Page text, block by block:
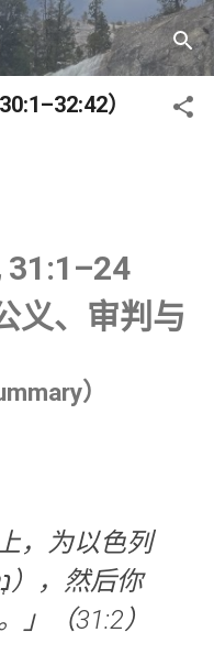
）
义、审判与
）
，为以色列
」（31:2）